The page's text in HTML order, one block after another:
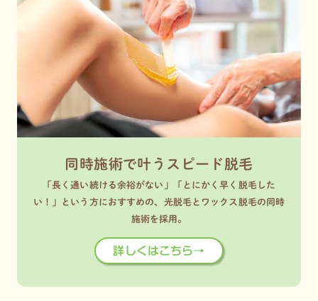
同時施術で叶うスピード脱毛
「長く通い続ける余裕がない」「とにかく早く脱毛した
い！」という方におすすめの、光脱毛とワックス脱毛の同時
施術を採用。
詳しくはこちら→